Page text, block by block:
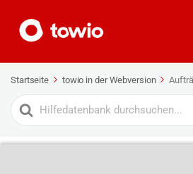
Startseite towio in der Webversion
Search
For